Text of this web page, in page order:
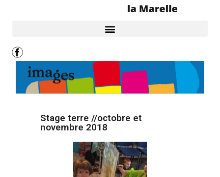
Stage terre //octobre et
novembre 2018